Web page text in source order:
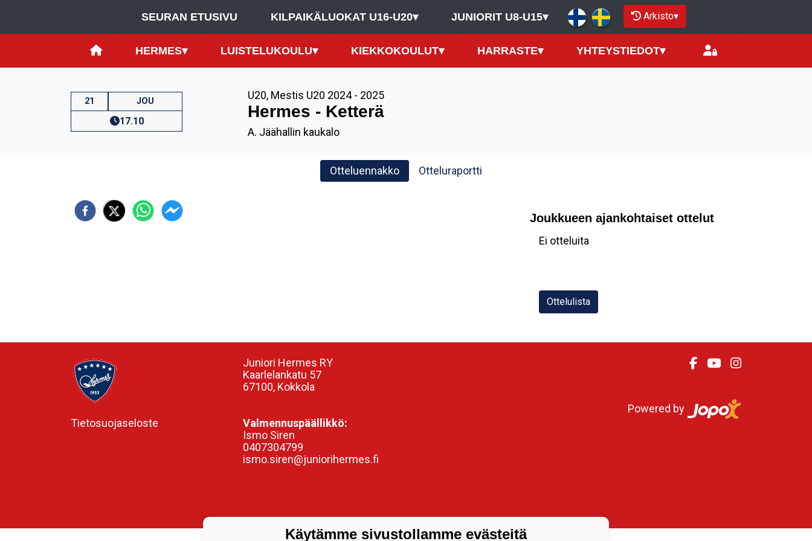
SEURAN ETUSIVU KILPAIKÄLUOKAT U16-U20▾ JUNIORIT U8-U15▾ Arkisto▾
HERMES▾ LUISTELUKOULU▾ KIEKKOKOULUT▾ HARRASTE▾ YHTEYSTIEDOT▾
21 JOU
17.10
U20, Mestis U20 2024 - 2025
Hermes - Ketterä
A. Jäähallin kaukalo
Otteluennakko Otteluraportti
Joukkueen ajankohtaiset ottelut
Ei otteluita
Ottelulista
Tietosuojaseloste
Juniori Hermes RY
Kaarlelankatu 57
67100, Kokkola
Valmennuspäällikkö:
Ismo Siren
0407304799
ismo.siren@juniorihermes.fi
Powered by
Käytämme sivustollamme evästeitä